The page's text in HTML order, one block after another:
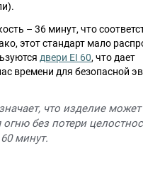
– 36 минут, что
этот стандарт мало
двери EI 60, что дает
времени для безопасной
что изделие может
огню без потери
минут.